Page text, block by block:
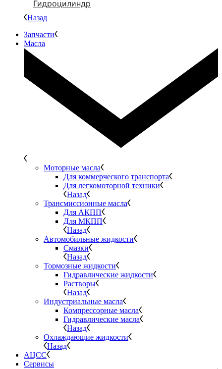
Гидроцилиндр
Назад
Запчасти
Масла
Моторные масла
Для коммерческого транспорта
Для легкомоторной техники
Назад
Трансмиссионные масла
Для АКПП
Для МКПП
Назад
Автомобильные жидкости
Смазки
Назад
Тормозные жидкости
Гидравлические жидкости
Растворы
Назад
Индустриальные масла
Компрессорные масла
Гидравлические масла
Назад
Охлаждающие жидкости
Назад
АЦСС
Сервисы